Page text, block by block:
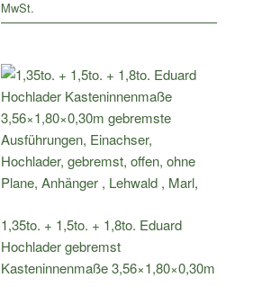
1,35to. + 1,5to. + 1,8to. Eduard
Hochlader gebremst
Kasteninnenmaße 3,56×1,80×0,30m